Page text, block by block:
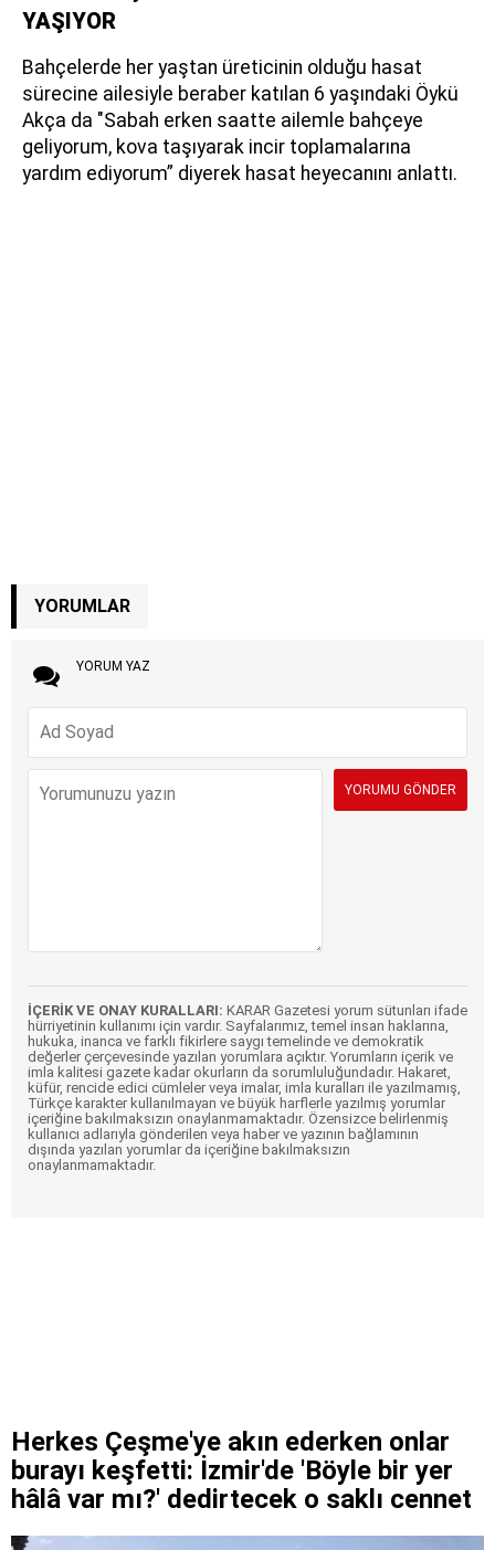
YAŞIYOR
Bahçelerde her yaştan üreticinin olduğu hasat
sürecine ailesiyle beraber katılan 6 yaşındaki Öykü
Akça da "Sabah erken saatte ailemle bahçeye
geliyorum, kova taşıyarak incir toplamalarına
yardım ediyorum” diyerek hasat heyecanını anlattı.
YORUMLAR
YORUM YAZ
İÇERİK VE ONAY KURALLARI: KARAR Gazetesi yorum sütunları ifade
hürriyetinin kullanımı için vardır. Sayfalarımız, temel insan haklarına,
hukuka, inanca ve farklı fikirlere saygı temelinde ve demokratik
değerler çerçevesinde yazılan yorumlara açıktır. Yorumların içerik ve
imla kalitesi gazete kadar okurların da sorumluluğundadır. Hakaret,
küfür, rencide edici cümleler veya imalar, imla kuralları ile yazılmamış,
Türkçe karakter kullanılmayan ve büyük harflerle yazılmış yorumlar
içeriğine bakılmaksızın onaylanmamaktadır. Özensizce belirlenmiş
kullanıcı adlarıyla gönderilen veya haber ve yazının bağlamının
dışında yazılan yorumlar da içeriğine bakılmaksızın
onaylanmamaktadır.
Herkes Çeşme'ye akın ederken onlar
burayı keşfetti: İzmir'de 'Böyle bir yer
hâlâ var mı?' dedirtecek o saklı cennet